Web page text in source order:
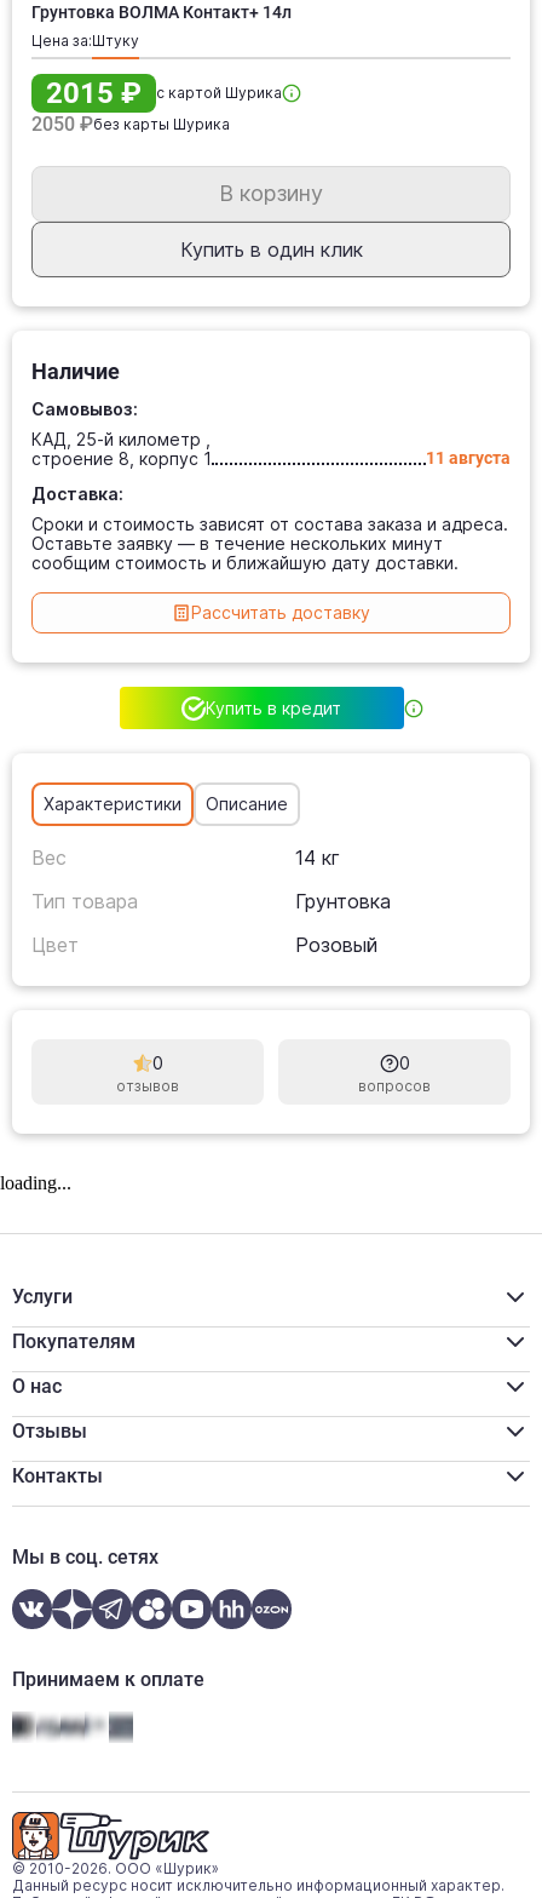
Грунтовка ВОЛМА Контакт+ 14л
Цена за: штуку
2015 ₽ с картой Шурика
2050 ₽без карты Шурика
В корзину
Купить в один клик
Наличие
Самовывоз:
КАД, 25-й километр ,
строение 8, корпус 1
11 августа
Доставка:
Сроки и стоимость зависят от состава заказа и адреса.
Оставьте заявку — в течение нескольких минут
сообщим стоимость и ближайшую дату доставки.
Рассчитать доставку
Купить в кредит
Характеристики Описание
Вес
14 кг
Тип товара
Грунтовка
Цвет
Розовый
0
отзывов
0
вопросов
loading...
Услуги
Доставка
Распил
Покупателям
Для бизнеса
Оплата наличными
Обмен и возврат
Онлайн оплата
Онлайн кредитование
О нас
Сертификаты
Новости
Отзывы
Контакты
Отзывы
Контакты
Ежедневно:08:00-20:00
WhatsApp
Telegram
Мы в соц. сетях
Принимаем к оплате
© 2010-2026. ООО «Шурик»
Данный ресурс носит исключительно информационный характер.